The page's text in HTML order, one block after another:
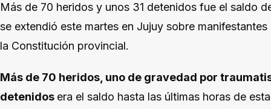
Más de 70 heridos y unos 31 detenidos fue el saldo
se extendió este martes en Jujuy sobre
la Constitución provincial.
Más de 70 heridos, uno de gravedad por
detenidos era el saldo hasta las últimas horas de